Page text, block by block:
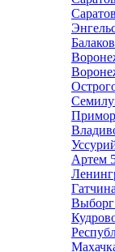
Саратов
Артем
Гатчина
Выборг